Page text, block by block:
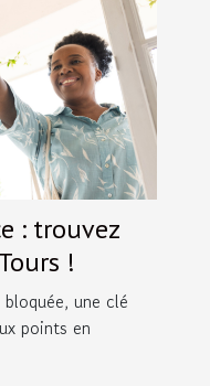
: trouvez
!
une clé
points en